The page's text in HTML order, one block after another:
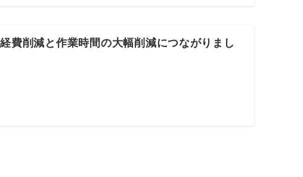
費削減と作業時間の大幅削減につながりまし